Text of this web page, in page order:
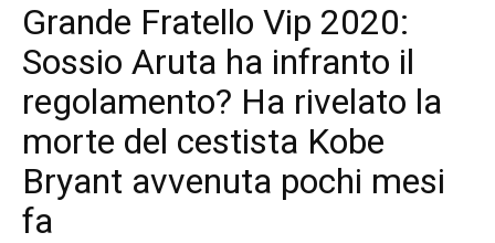
Grande Fratello Vip 2020:
Sossio Aruta ha infranto il
regolamento? Ha rivelato la
morte del cestista Kobe
Bryant avvenuta pochi mesi
fa